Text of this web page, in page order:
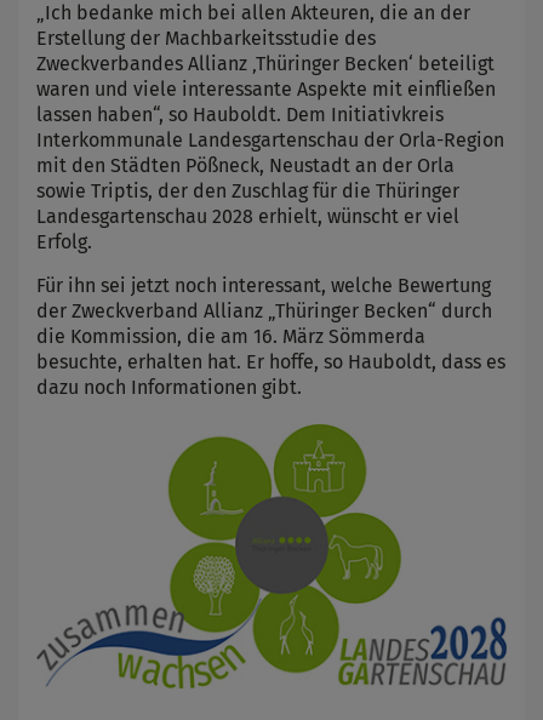
„Ich bedanke mich bei allen Akteuren, die an der
Erstellung der Machbarkeitsstudie des
Zweckverbandes Allianz ‚Thüringer Becken‘ beteiligt
waren und viele interessante Aspekte mit einfließen
lassen haben“, so Hauboldt. Dem Initiativkreis
Interkommunale Landesgartenschau der Orla-Region
mit den Städten Pößneck, Neustadt an der Orla
sowie Triptis, der den Zuschlag für die Thüringer
Landesgartenschau 2028 erhielt, wünscht er viel
Erfolg.
Für ihn sei jetzt noch interessant, welche Bewertung
der Zweckverband Allianz „Thüringer Becken“ durch
die Kommission, die am 16. März Sömmerda
besuchte, erhalten hat. Er hoffe, so Hauboldt, dass es
dazu noch Informationen gibt.